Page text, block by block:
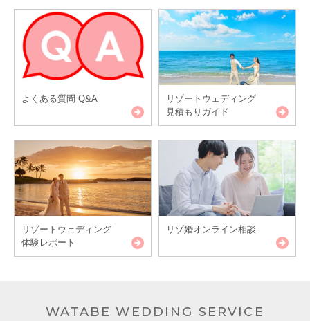
よくある質問 Q&A
リゾートウェディング
見積もりガイド
リゾートウェディング
体験レポート
リゾ婚オンライン相談
WATABE WEDDING SERVICE